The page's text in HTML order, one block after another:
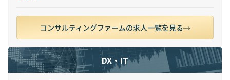
コンサルティングファームの求人一覧を見る
DX・IT